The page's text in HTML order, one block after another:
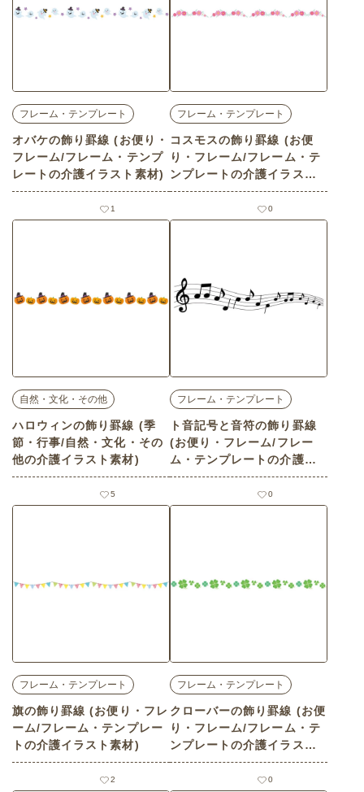
フレーム・テンプレート
オバケの飾り罫線 (お便り・
フレーム/フレーム・テンプ
レートの介護イラスト素材)
1
フレーム・テンプレート
コスモスの飾り罫線 (お便
り・フレーム/フレーム・テ
ンプレートの介護イラスト
素材)
0
自然・文化・その他
ハロウィンの飾り罫線 (季
節・行事/自然・文化・その
他の介護イラスト素材)
5
フレーム・テンプレート
ト音記号と音符の飾り罫線
(お便り・フレーム/フレー
ム・テンプレートの介護イ
ラスト素材)
0
フレーム・テンプレート
旗の飾り罫線 (お便り・フレ
ーム/フレーム・テンプレー
トの介護イラスト素材)
2
フレーム・テンプレート
クローバーの飾り罫線 (お便
り・フレーム/フレーム・テ
ンプレートの介護イラスト
素材)
0